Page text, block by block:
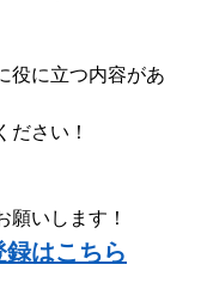
役に立つ内容があ
ださい！
願いします！
はこちら